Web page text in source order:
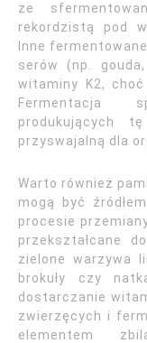
ze
rekordzistą pod
Inne
serów (np.
witaminy K2,
Fermentacja
produkujących
przyswajalną dla
Warto również
mogą być
procesie
przekształcane
zielone warzywa
brokuły czy
dostarczanie
zwierzęcych i
elementem